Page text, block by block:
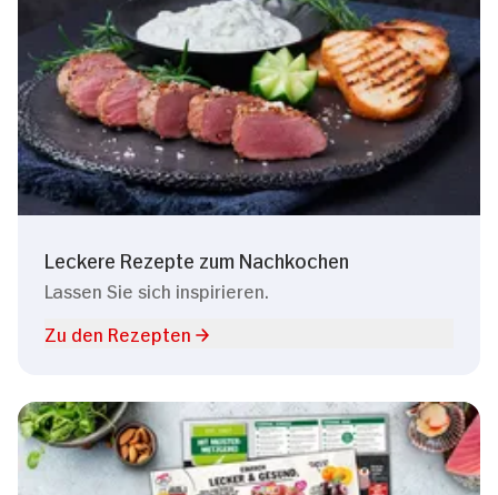
Leckere Rezepte zum Nachkochen
Lassen Sie sich inspirieren.
Zu den Rezepten